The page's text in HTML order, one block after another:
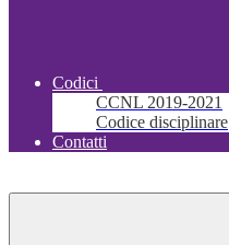
Codici
CCNL 2019-2021
Codice disciplinare
Contatti